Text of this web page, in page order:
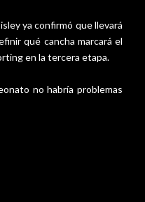
ya confirmó que llevará
qué cancha marcará el
en la tercera etapa.
no habría problemas